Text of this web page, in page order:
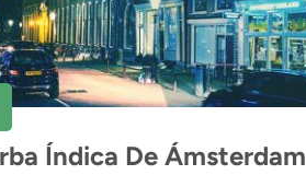
Índica De Ámsterdam